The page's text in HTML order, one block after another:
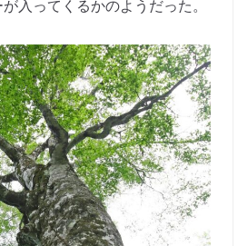
入ってくるかのようだった。